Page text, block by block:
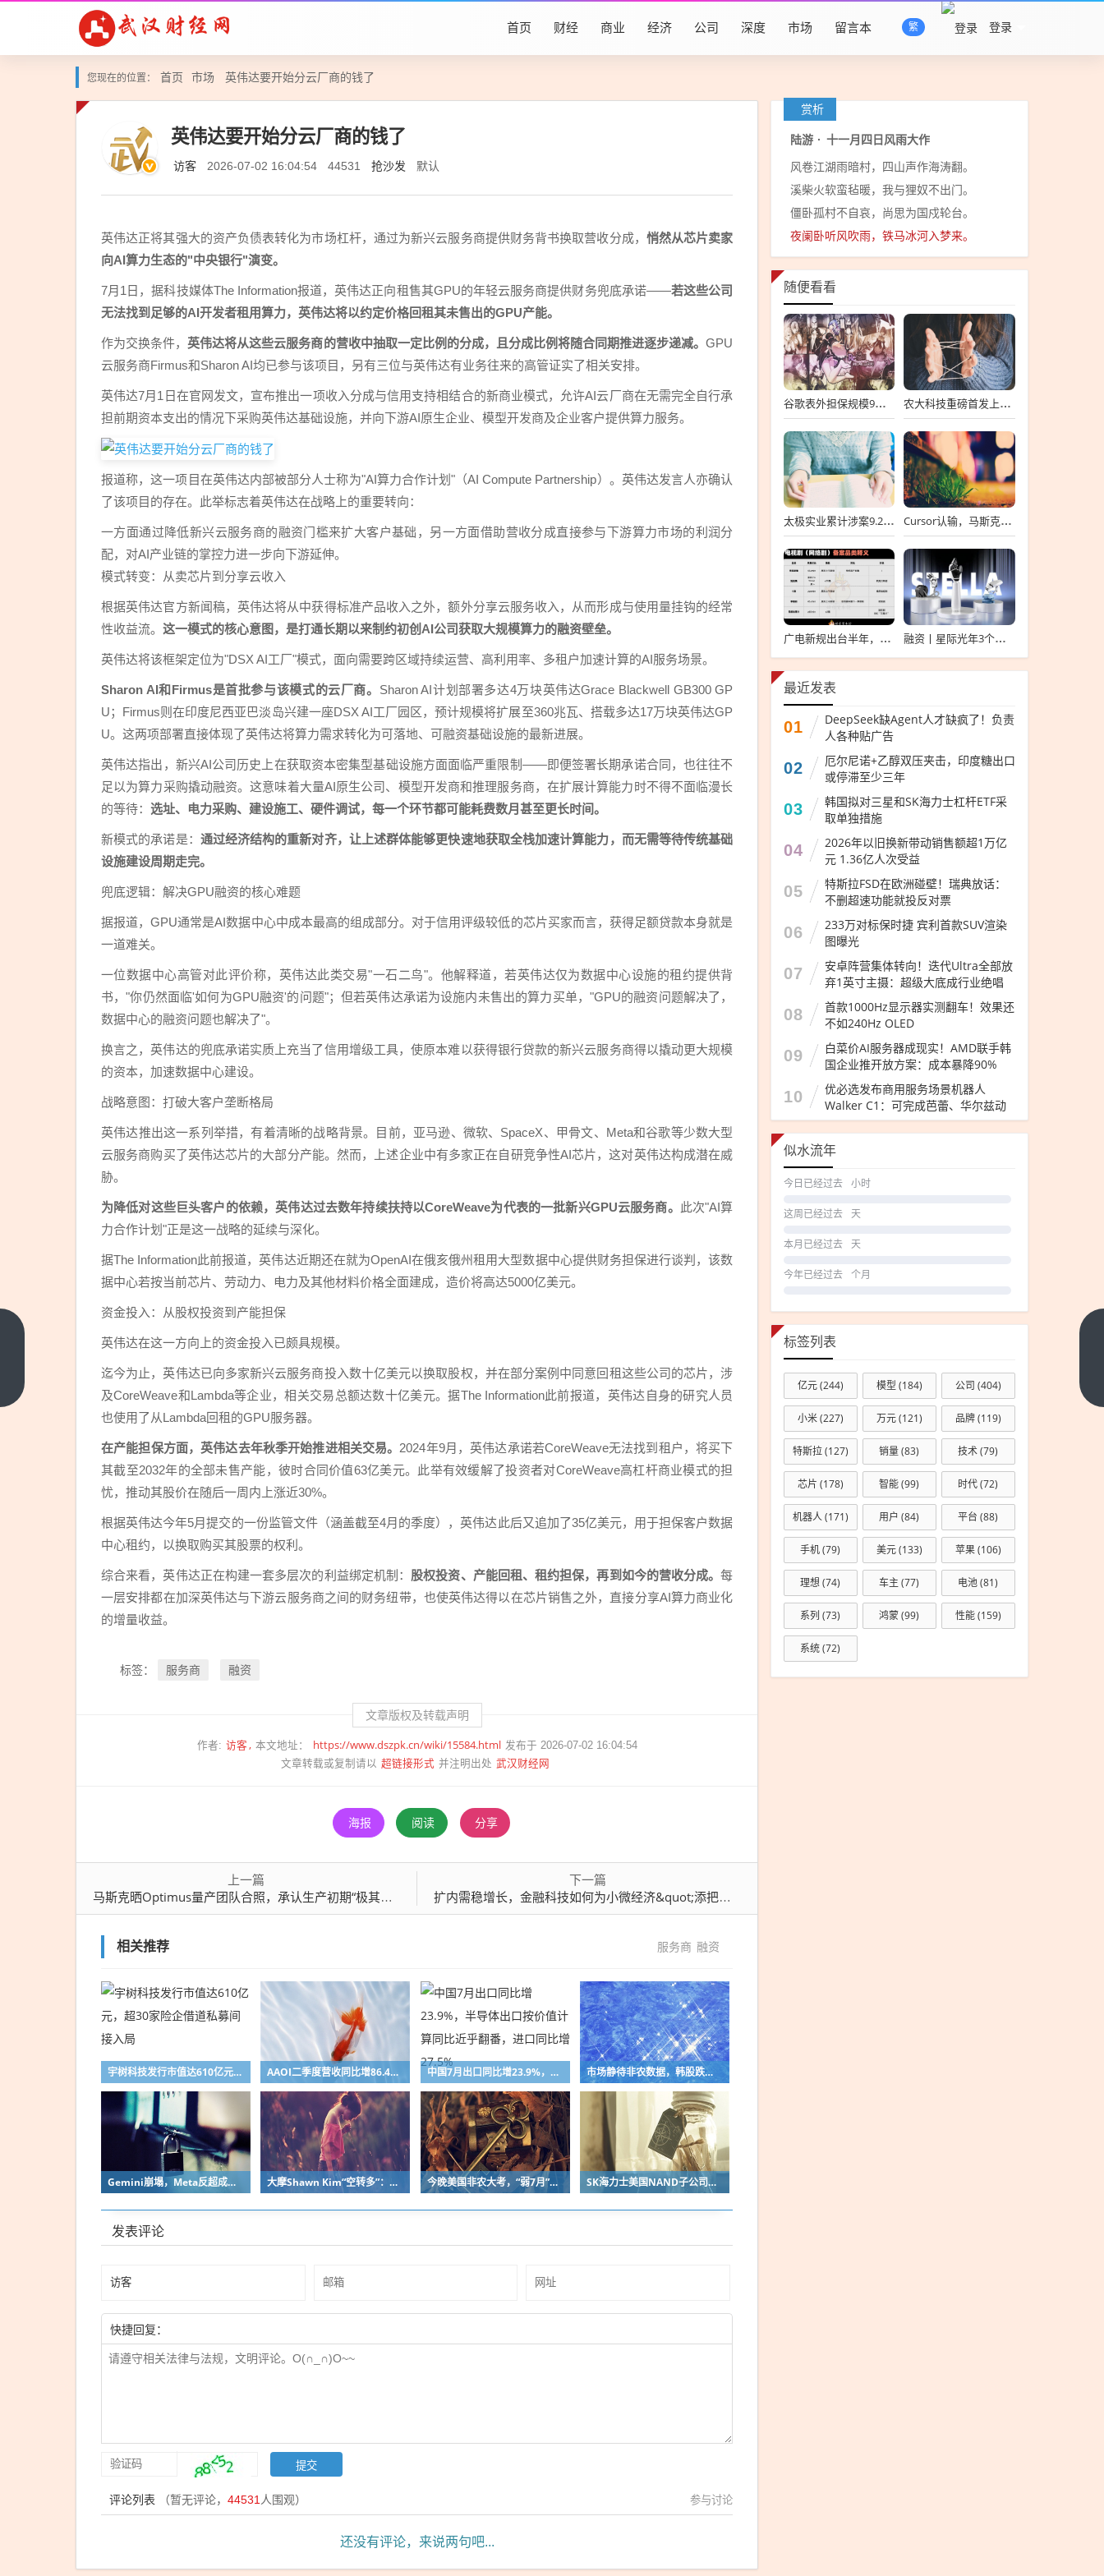
登录
繁
首页 财经 商业 经济 公司 深度 市场 留言本
您现在的位置： 首页 市场 英伟达要开始分云厂商的钱了
英伟达要开始分云厂商的钱了
访客 2026-07-02 16:04:54 44531 抢沙发 默认
英伟达正将其强大的资产负债表转化为市场杠杆，通过为新兴云服务商提供财务背书换取营收分成， 悄然从芯片卖家
向AI算力生态的"中央银行"演变。
7月1日，据科技媒体The Information报道，英伟达正向租售其GPU的年轻云服务商提供财务兜底承诺——若这些公司
无法找到足够的AI开发者租用算力，英伟达将以约定价格回租其未售出的GPU产能。
作为交换条件，英伟达将从这些云服务商的营收中抽取一定比例的分成，且分成比例将随合同期推进逐步递减。GPU
云服务商Firmus和Sharon AI均已参与该项目，另有三位与英伟达有业务往来的高管证实了相关安排。
英伟达7月1日在官网发文，宣布推出一项收入分成与信用支持相结合的新商业模式，允许AI云厂商在无需完全自行承
担前期资本支出的情况下采购英伟达基础设施，并向下游AI原生企业、模型开发商及企业客户提供算力服务。
报道称，这一项目在英伟达内部被部分人士称为"AI算力合作计划"（AI Compute Partnership）。英伟达发言人亦确认
了该项目的存在。此举标志着英伟达在战略上的重要转向：
一方面通过降低新兴云服务商的融资门槛来扩大客户基础，另一方面借助营收分成直接参与下游算力市场的利润分
配，对AI产业链的掌控力进一步向下游延伸。
模式转变：从卖芯片到分享云收入
根据英伟达官方新闻稿，英伟达将从中获得标准产品收入之外，额外分享云服务收入，从而形成与使用量挂钩的经常
性收益流。 这一模式的核心意图，是打通长期以来制约初创AI公司获取大规模算力的融资壁垒。
英伟达将该框架定位为"DSX AI工厂"模式，面向需要跨区域持续运营、高利用率、多租户加速计算的AI服务场景。
Sharon AI和Firmus是首批参与该模式的云厂商。 Sharon AI计划部署多达4万块英伟达Grace Blackwell GB300 GP
U；Firmus则在印度尼西亚巴淡岛兴建一座DSX AI工厂园区，预计规模将扩展至360兆瓦、搭载多达17万块英伟达GP
U。这两项部署直接体现了英伟达将算力需求转化为可落地、可融资基础设施的最新进展。
英伟达指出，新兴AI公司历史上在获取资本密集型基础设施方面面临严重限制——即便签署长期承诺合同，也往往不
足以为算力采购撬动融资。这意味着大量AI原生公司、模型开发商和推理服务商，在扩展计算能力时不得不面临漫长
的等待： 选址、电力采购、建设施工、硬件调试，每一个环节都可能耗费数月甚至更长时间。
新模式的承诺是： 通过经济结构的重新对齐，让上述群体能够更快速地获取全栈加速计算能力，而无需等待传统基础
设施建设周期走完。
兜底逻辑：解决GPU融资的核心难题
据报道，GPU通常是AI数据中心中成本最高的组成部分。对于信用评级较低的芯片买家而言，获得足额贷款本身就是
一道难关。
一位数据中心高管对此评价称，英伟达此类交易"一石二鸟"。他解释道，若英伟达仅为数据中心设施的租约提供背
书，"你仍然面临'如何为GPU融资'的问题"；但若英伟达承诺为设施内未售出的算力买单，"GPU的融资问题解决了，
数据中心的融资问题也解决了"。
换言之，英伟达的兜底承诺实质上充当了信用增级工具，使原本难以获得银行贷款的新兴云服务商得以撬动更大规模
的资本，加速数据中心建设。
战略意图：打破大客户垄断格局
英伟达推出这一系列举措，有着清晰的战略背景。目前，亚马逊、微软、SpaceX、甲骨文、Meta和谷歌等少数大型
云服务商购买了英伟达芯片的大部分产能。然而，上述企业中有多家正在自研竞争性AI芯片，这对英伟达构成潜在威
胁。
为降低对这些巨头客户的依赖，英伟达过去数年持续扶持以CoreWeave为代表的一批新兴GPU云服务商。
此次"AI算
力合作计划"正是这一战略的延续与深化。
据The Information此前报道，英伟达近期还在就为OpenAI在俄亥俄州租用大型数据中心提供财务担保进行谈判，该数
据中心若按当前芯片、劳动力、电力及其他材料价格全面建成，造价将高达5000亿美元。
资金投入：从股权投资到产能担保
英伟达在这一方向上的资金投入已颇具规模。
迄今为止，英伟达已向多家新兴云服务商投入数十亿美元以换取股权，并在部分案例中同意回租这些公司的芯片，涉
及CoreWeave和Lambda等企业，相关交易总额达数十亿美元。据The Information此前报道，英伟达自身的研究人员
也使用了从Lambda回租的GPU服务器。
在产能担保方面，英伟达去年秋季开始推进相关交易。2024年9月，英伟达承诺若CoreWeave无法找到租户，将买下
其截至2032年的全部未售产能，彼时合同价值63亿美元。此举有效缓解了投资者对CoreWeave高杠杆商业模式的担
忧，推动其股价在随后一周内上涨近30%。
根据英伟达今年5月提交的一份监管文件（涵盖截至4月的季度），英伟达此后又追加了35亿美元，用于担保客户数据
中心租约，以换取购买其股票的权利。
综合来看，英伟达正在构建一套多层次的利益绑定机制： 股权投资、产能回租、租约担保，再到如今的营收分成。每
一层安排都在加深英伟达与下游云服务商之间的财务纽带，也使英伟达得以在芯片销售之外，直接分享AI算力商业化
的增量收益。
标签： 服务商 融资
文章版权及转载声明
作者: 访客 本文地址： https://www.dszpk.cn/wiki/15584.html 发布于 2026-07-02 16:04:54
文章转载或复制请以 超链接形式 并注明出处 武汉财经网
海报 阅读 分享
上一篇
马斯克晒Optimus量产团队合照，承认生产初期“极其缓慢”：这不像造车
下一篇
扩内需稳增长，金融科技如何为小微经济&quot;添把火&quot;？
何为小微
把火
相关推荐 服务商 融资
宇树科技发行市值达610亿元，超30家险企借道私募间接入局 AAOI二季度营收同比增86.4%，数据中心收入破亿，需求超出产能20%，下半年资本开支将持续加码 中国7月出口同比增23.9%，半导体出口按价值计算同比近乎翻番，进口同比增27.5% 市场静待非农数据，韩股跌逾1%，中东局势胶着推升油价，债市承压
Gemini崩塌，Meta反超成为“AI老三”？谷歌会是一年前的Meta 吗？ 大摩Shawn Kim“空转多”：存储行情修正“接近尾声”，SK海力士EPS上调13% 今晚美国非农大考，“弱7月”魔咒会重演吗？此前三年均不及预期 SK海力士美国NAND子公司Solidigm拟筹备上市，负债率4484%是硬伤
发表评论
快捷回复：
评论列表 （暂无评论， 44531人围观） 参与讨论
还没有评论，来说两句吧...
赏析
陆游 · 十一月四日风雨大作
风卷江湖雨暗村，四山声作海涛翻。
溪柴火软蛮毡暖，我与狸奴不出门。
僵卧孤村不自哀，尚思为国戍轮台。
夜阑卧听风吹雨，铁马冰河入梦来。
随便看看
谷歌表外担保规模9个月涨6倍至438亿美元，用“财务兜底”换TPU芯片订单 农大科技重磅首发上会，北交所募资达4.13亿元，科技创新引领未来发展！
太极实业累计涉案9.2亿元，股价一周跌超30%，子公司起诉讨要6396万工程款 Cursor认输，马斯克没赢
广电新规出台半年，影视公司看懂这套“IP宇宙说明书”了吗？ 融资丨星际光年3个月内连续完成2轮融资，累计融资亿元
最近发表
01
DeepSeek缺Agent人才缺疯了！负责
人各种贴广告
02
厄尔尼诺+乙醇双压夹击，印度糖出口
或停滞至少三年
03
韩国拟对三星和SK海力士杠杆ETF采
取单独措施
04
2026年以旧换新带动销售额超1万亿
元 1.36亿人次受益
05
特斯拉FSD在欧洲碰壁！瑞典放话：
不删超速功能就投反对票
06
233万对标保时捷 宾利首款SUV渲染
图曝光
07
安卓阵营集体转向！迭代Ultra全部放
弃1英寸主摄：超级大底成行业绝唱
08
首款1000Hz显示器实测翻车！效果还
不如240Hz OLED
09
白菜价AI服务器成现实！AMD联手韩
国企业推开放方案：成本暴降90%
10
优必选发布商用服务场景机器人
Walker C1：可完成芭蕾、华尔兹动
作
似水流年
今日已经过去 小时
这周已经过去 天
本月已经过去 天
今年已经过去 个月
标签列表
亿元(244) 模型 (184) 公司 (404)
小米(227) 万元(121) 品牌(119)
特斯拉(127) 销量(83) 技术(79)
芯片 (178) 智能(99) 时代(72)
机器人(171) 用户 (84) 平台 (88)
手机(79) 美元(133) 苹果(106)
理想(74) 车主 (77) 电池(81)
系列 (73) 鸿蒙(99) 性能(159)
系统(72)